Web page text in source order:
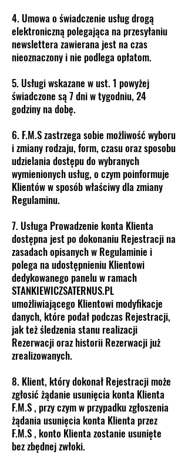
4. Umowa o świadczenie usług drogą
elektroniczną polegająca na przesyłaniu
newslettera zawierana jest na czas
nieoznaczony i nie podlega opłatom.
5. Usługi wskazane w ust. 1 powyżej
świadczone są 7 dni w tygodniu, 24
godziny na dobę.
6. F.M.S zastrzega sobie możliwość wyboru
i zmiany rodzaju, form, czasu oraz sposobu
udzielania dostępu do wybranych
wymienionych usług, o czym poinformuje
Klientów w sposób właściwy dla zmiany
Regulaminu.
7. Usługa Prowadzenie konta Klienta
dostępna jest po dokonaniu Rejestracji na
zasadach opisanych w Regulaminie i
polega na udostępnieniu Klientowi
dedykowanego panelu w ramach
STANKIEWICZSATERNUS.PL
umożliwiającego Klientowi modyfikacje
danych, które podał podczas Rejestracji,
jak też śledzenia stanu realizacji
Rezerwacji oraz historii Rezerwacji już
zrealizowanych.
8. Klient, który dokonał Rejestracji może
zgłosić żądanie usunięcia konta Klienta
F.M.S , przy czym w przypadku zgłoszenia
żądania usunięcia konta Klienta przez
F.M.S , konto Klienta zostanie usunięte
bez zbędnej zwłoki.